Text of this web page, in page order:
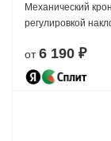
Механический
регулировкой
от6 190 ₽